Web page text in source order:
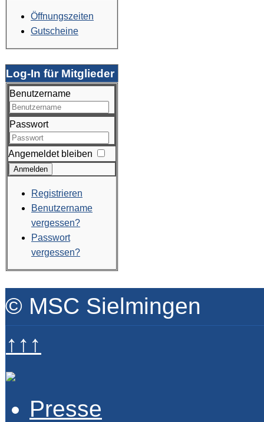
Öffnungszeiten
Gutscheine
Log-In für Mitglieder
Benutzername
Passwort
Angemeldet bleiben
Anmelden
Registrieren
Benutzername
vergessen?
Passwort
vergessen?
© MSC Sielmingen
↑↑↑
Presse